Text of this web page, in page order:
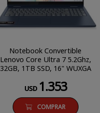
Notebook Convertible
Lenovo Core Ultra 7 5.2Ghz,
32GB, 1TB SSD, 16" WUXGA
USD 1.353
COMPRAR